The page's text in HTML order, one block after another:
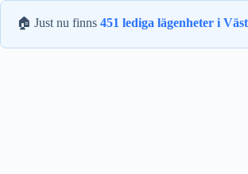
🏠 Just nu finns 451 lediga lägenheter i